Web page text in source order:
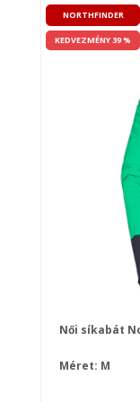
NORTHFINDER
KEDVEZMÉNY 39 %
Női síkabát
Méret: M